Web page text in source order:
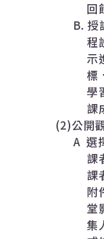
回
B.授
程
示
標
學
課
(2)公開
A選
課
課
附
堂
集